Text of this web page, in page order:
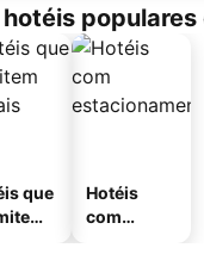
populares
que
Hotéis
com